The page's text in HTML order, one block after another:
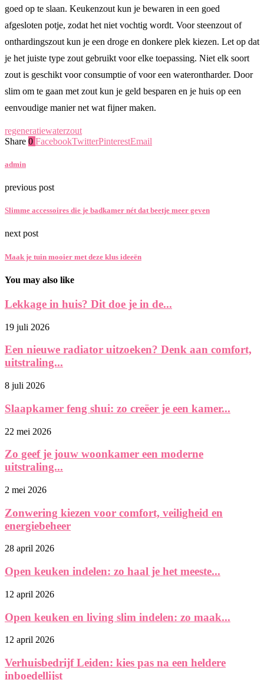
goed op te slaan. Keukenzout kun je bewaren in een goed
afgesloten potje, zodat het niet vochtig wordt. Voor steenzout of
onthardingszout kun je een droge en donkere plek kiezen. Let op dat
je het juiste type zout gebruikt voor elke toepassing. Niet elk soort
zout is geschikt voor consumptie of voor een waterontharder. Door
slim om te gaan met zout kun je geld besparen en je huis op een
eenvoudige manier net wat fijner maken.
regeneratiewaterzout
Share 0 FacebookTwitterPinterestEmail
admin
previous post
Slimme accessoires die je badkamer nét dat beetje meer geven
next post
Maak je tuin mooier met deze klus ideeën
You may also like
Lekkage in huis? Dit doe je in de...
19 juli 2026
Een nieuwe radiator uitzoeken? Denk aan comfort,
uitstraling...
8 juli 2026
Slaapkamer feng shui: zo creëer je een kamer...
22 mei 2026
Zo geef je jouw woonkamer een moderne
uitstraling...
2 mei 2026
Zonwering kiezen voor comfort, veiligheid en
energiebeheer
28 april 2026
Open keuken indelen: zo haal je het meeste...
12 april 2026
Open keuken en living slim indelen: zo maak...
12 april 2026
Verhuisbedrijf Leiden: kies pas na een heldere
inboedellijst